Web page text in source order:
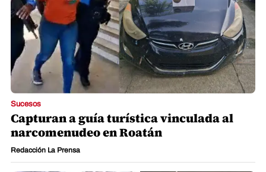
Sucesos
Capturan a guía turística vinculada al
narcomenudeo en Roatán
Redacción La Prensa